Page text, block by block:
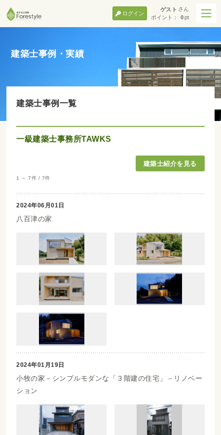
ゲスト さん
ポイント：
0pt
ログイン
建築士事例・実績
建築士事例一覧
一級建築士事務所TAWKS
1 ～ 7件 / 7件
2024年06月01日
八百津の家
2024年01月19日
小牧の家－シンプルモダンな「３階建の住宅」－リノベー
ション